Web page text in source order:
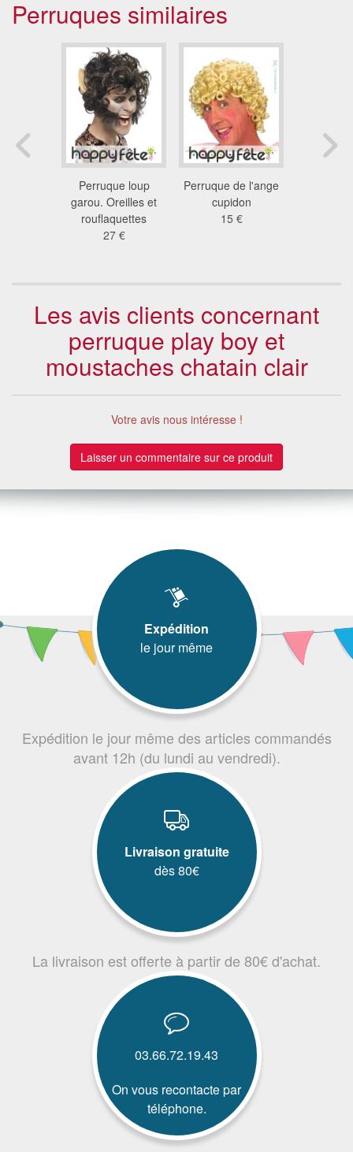
Perruques similaires
Perruque loup
garou. Oreilles et
rouflaquettes
27 €
Perruque de l'ange
cupidon
15 €
Les avis clients concernant
perruque play boy et
moustaches chatain clair
Votre avis nous intéresse !
Laisser un commentaire sur ce produit
Expédition
le jour même
Expédition le jour même des articles commandés
avant 12h (du lundi au vendredi).
Livraison gratuite
dès 80€
La livraison est offerte à partir de 80€ d'achat.
03.66.72.19.43
On vous recontacte par
téléphone.